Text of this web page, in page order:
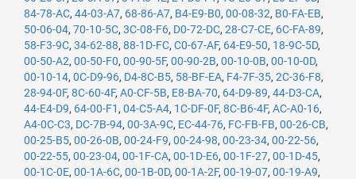
84-78-AC, 44-03-A7, 68-86-A7, B4-E9-B0, 00-08-32, B0-FA-EB,
50-06-04, 70-10-5C, 3C-08-F6, D0-72-DC, 28-C7-CE, 6C-FA-89,
58-F3-9C, 34-62-88, 88-1D-FC, C0-67-AF, 64-E9-50, 18-9C-5D,
00-50-A2, 00-50-F0, 00-90-5F, 00-90-2B, 00-10-0B, 00-10-0D,
00-10-14, 0C-D9-96, D4-8C-B5, 58-BF-EA, F4-7F-35, 2C-36-F8,
28-94-0F, 8C-60-4F, A0-CF-5B, E8-BA-70, 64-D9-89, 44-D3-CA,
44-E4-D9, 64-00-F1 , 04-C5-A4, 1C-DF-0F, 8C-B6-4F, AC-A0-16,
A4-0C-C3, DC-7B-94, 00-3A-9C, EC-44-76, FC-FB-FB, 00-26-CB,
00-25-B5, 00-26-0B, 00-24-F9, 00-24-98, 00-23-34, 00-22-56,
00-22-55, 00-23-04, 00-1F-CA, 00-1D-E6, 00-1F-27, 00-1D-45,
00-1C-0E, 00-1A-6C, 00-1B-0D, 00-1A-2F, 00-19-07, 00-19-A9,